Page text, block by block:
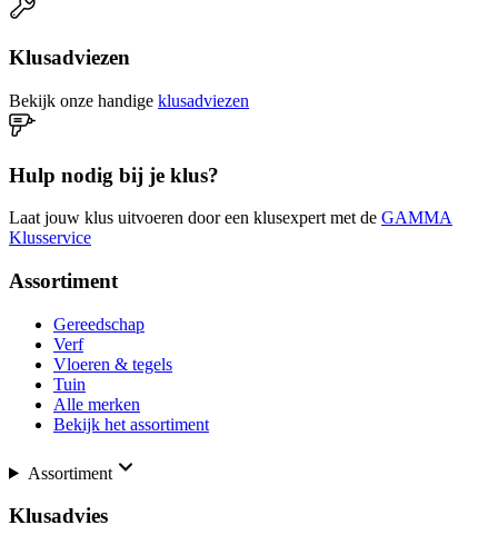
Klusadviezen
Bekijk onze handige klusadviezen
Hulp nodig bij je klus?
Laat jouw klus uitvoeren door een klusexpert met de GAMMA
Klusservice
Assortiment
Gereedschap
Verf
Vloeren & tegels
Tuin
Alle merken
Bekijk het assortiment
Assortiment
Klusadvies